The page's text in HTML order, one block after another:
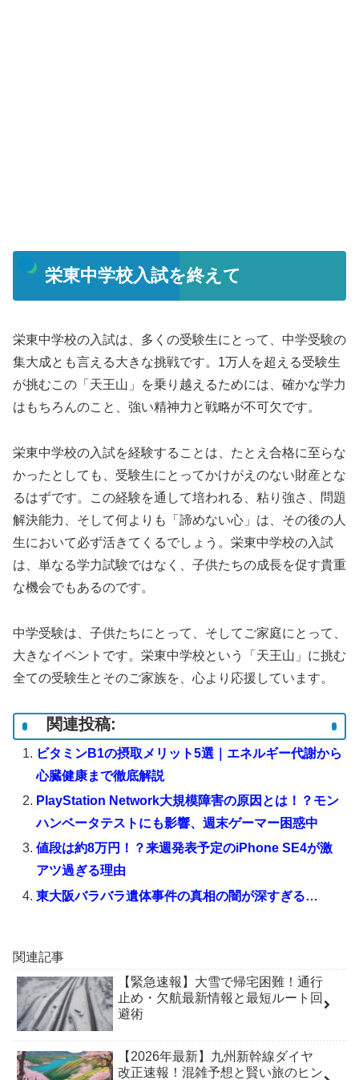
栄東中学校入試を終えて
栄東中学校の入試は、多くの受験生にとって、中学受験の
集大成とも言える大きな挑戦です。1万人を超える受験生
が挑むこの「天王山」を乗り越えるためには、確かな学力
はもちろんのこと、強い精神力と戦略が不可欠です。
栄東中学校の入試を経験することは、たとえ合格に至らな
かったとしても、受験生にとってかけがえのない財産とな
るはずです。この経験を通して培われる、粘り強さ、問題
解決能力、そして何よりも「諦めない心」は、その後の人
生において必ず活きてくるでしょう。栄東中学校の入試
は、単なる学力試験ではなく、子供たちの成長を促す貴重
な機会でもあるのです。
中学受験は、子供たちにとって、そしてご家庭にとって、
大きなイベントです。栄東中学校という「天王山」に挑む
全ての受験生とそのご家族を、心より応援しています。
関連投稿:
ビタミンB1の摂取メリット5選｜エネルギー代謝から
心臓健康まで徹底解説
PlayStation Network大規模障害の原因とは！？モン
ハンベータテストにも影響、週末ゲーマー困惑中
値段は約8万円！？来週発表予定のiPhone SE4が激
アツ過ぎる理由
東大阪バラバラ遺体事件の真相の闇が深すぎる…
関連記事
【緊急速報】大雪で帰宅困難！通行
止め・欠航最新情報と最短ルート回
避術
【2026年最新】九州新幹線ダイヤ
改正速報！混雑予想と賢い旅のヒン